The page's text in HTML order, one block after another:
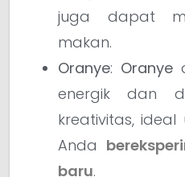
juga dapat
makan.
Oranye: Oranye
energik dan
kreativitas, ideal
Anda
baru.